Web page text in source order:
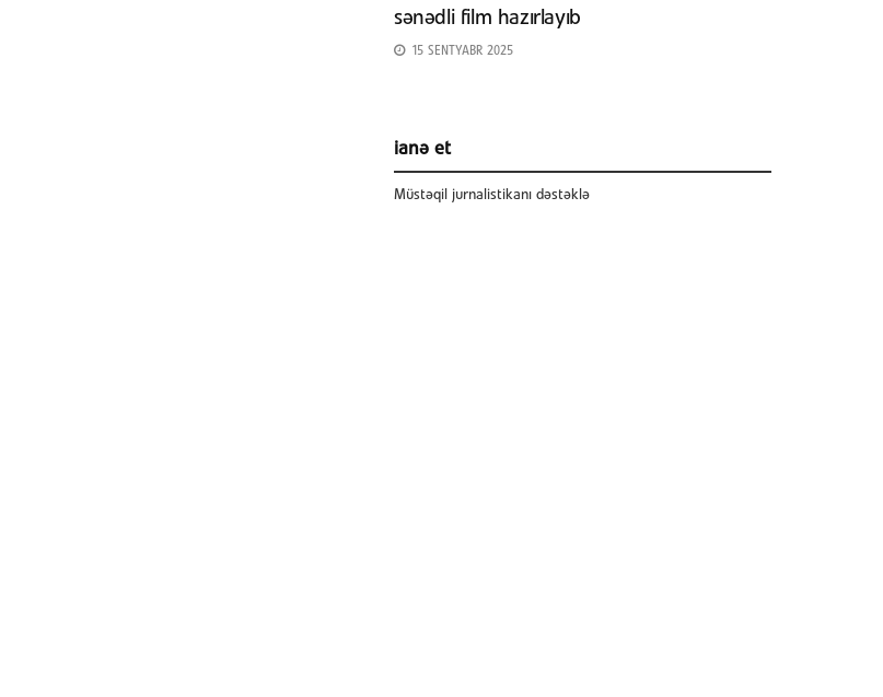
sənədli film hazırlayıb
15 SENTYABR 2025
ianə et
Müstəqil jurnalistikanı dəstəklə